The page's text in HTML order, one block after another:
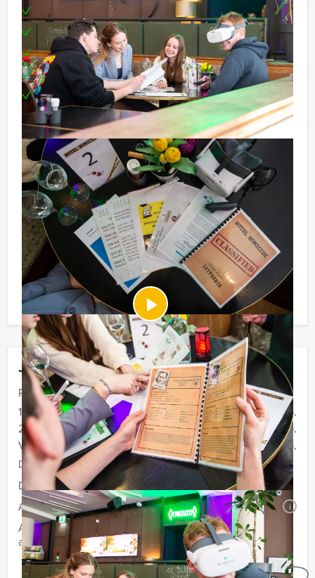
Jouw uitje
Prijs :
12 - 19 personen
€ 44,50 p.p.
20 - 39 personen
€ 41,50 p.p.
Vanaf 40 personen
€ 37,50 p.p.
De prijzen zijn exclusief BTW
Duur:
2 uur
Aantal:
Minimaal 12 personen i
Afhankelijk van de in overleg gekozen locatie voor uw
arrangement kan een extra zaalhuur worden berekend
Geheel vrijblijvend
Professionele begeleiding
Moderne VR-brillen
Leuke prijs voor het winnende team
Locatie in hartje Arnhem
Te boeken op uw gewenste dag en tijdstip!
Niet telkens uw knip hoeven trekken om uw drankje af
te rekenen? Voor € 13,50 per persoon per uur (excl.
BTW) kunt u gebruikmaken van het drankarrangement,
waarbij u onbeperkt kunt genieten van bier, fris,
huiswijn, koffie en thee. En… zo komt u ook achteraf
niet voor verrassingen te staan!
Afhankelijk van het minimaal aantal deelnemers
berekenen wij de minimale prijs voor dit arrangement.
U kunt altijd voor minder personen boeken als u bereid
bent om de minimale prijs te betalen.